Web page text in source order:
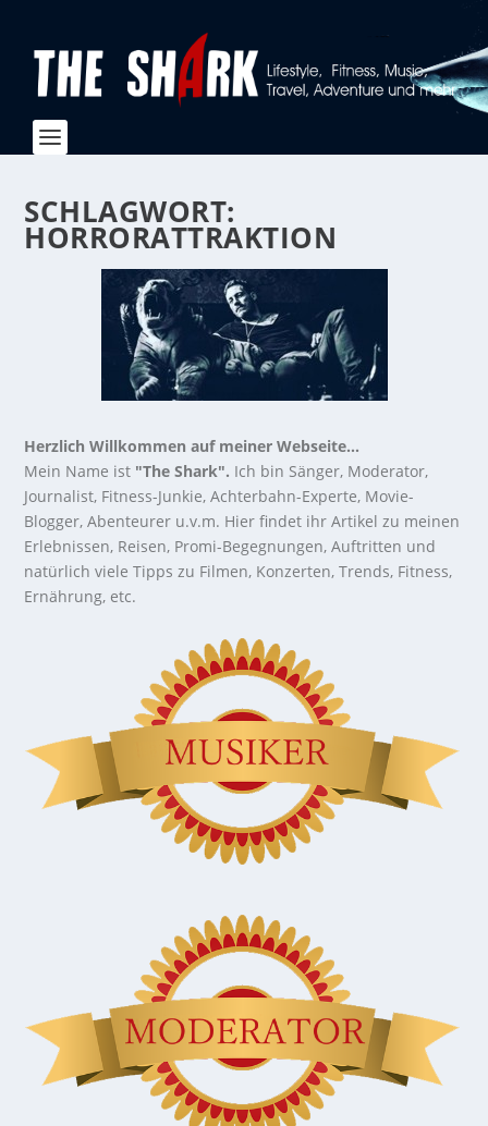
SCHLAGWORT:
HORRORATTRAKTION
Herzlich Willkommen auf meiner Webseite...
Mein Name ist "The Shark". Ich bin Sänger, Moderator,
Journalist, Fitness-Junkie, Achterbahn-Experte, Movie-
Blogger, Abenteurer u.v.m. Hier findet ihr Artikel zu meinen
Erlebnissen, Reisen, Promi-Begegnungen, Auftritten und
natürlich viele Tipps zu Filmen, Konzerten, Trends, Fitness,
Ernährung, etc.